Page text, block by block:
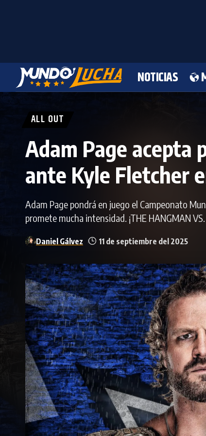
NOTICIAS
ALL OUT
Adam Page acepta
ante Kyle Fletcher
Adam Page pondrá en juego el Campeonato
promete mucha intensidad. ¡THE HANGMAN
Daniel Gálvez 11 de septiembre del 2025